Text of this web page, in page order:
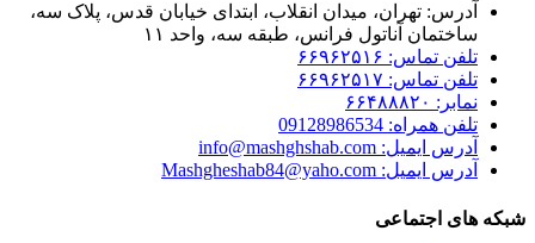
آدرس: تهران، میدان انقلاب، ابتدای خیابان قدس، پلاک سه،
ساختمان آناتول فرانس، طبقه سه، واحد ۱۱
تلفن تماس: ۶۶۹۶۲۵۱۶
تلفن تماس: ۶۶۹۶۲۵۱۷
نمابر: ۶۶۴۸۸۸۲۰
تلفن همراه: 09128986534
آدرس ایمیل: info@mashghshab.com
آدرس ایمیل: Mashgheshab84@yaho.com
شبکه های اجتماعی